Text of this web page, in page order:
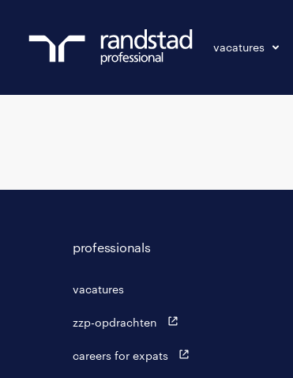
vacatures
professionals
vacatures
zzp-opdrachten
careers for expats